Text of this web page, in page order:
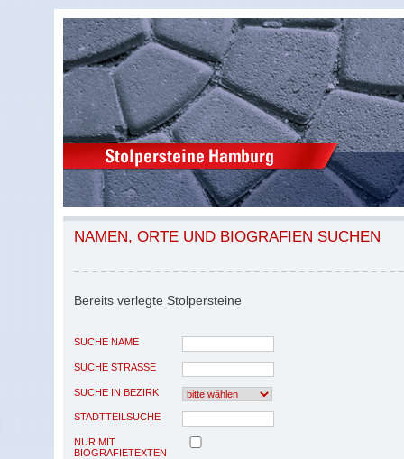
NAMEN, ORTE UND BIOGRAFIEN SUCHEN
Bereits verlegte Stolpersteine
SUCHE NAME
SUCHE STRASSE
SUCHE IN BEZIRK
STADTTEILSUCHE
NUR MIT
BIOGRAFIETEXTEN